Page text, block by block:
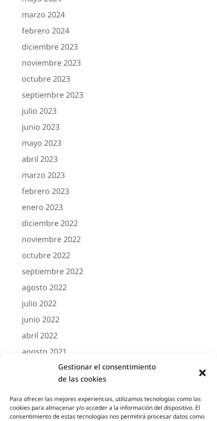
Gestionar el consentimiento
de las cookies
Para ofrecer las mejores experiencias, utilizamos tecnologías como las
cookies para almacenar y/o acceder a la información del dispositivo. El
consentimiento de estas tecnologías nos permitirá procesar datos como
marzo 2024
febrero 2024
diciembre 2023
noviembre 2023
octubre 2023
septiembre 2023
julio 2023
junio 2023
mayo 2023
abril 2023
marzo 2023
febrero 2023
enero 2023
diciembre 2022
noviembre 2022
octubre 2022
septiembre 2022
agosto 2022
julio 2022
junio 2022
abril 2022
agosto 2021
marzo 2021
febrero 2021
octubre 2020
agosto 2020